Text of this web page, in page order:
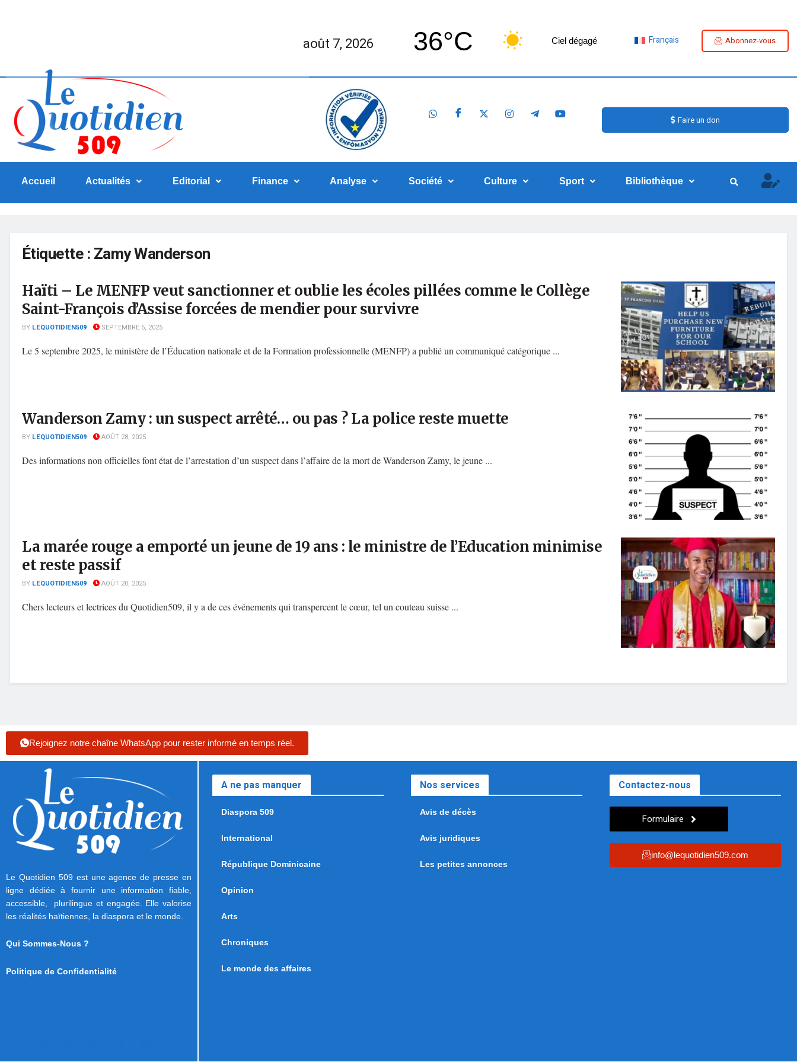
août 7, 2026 36°C Ciel dégagé Français Abonnez-vous
Faire un don
Accueil Actualités Editorial Finance Analyse Société Culture Sport Bibliothèque
Étiquette :Zamy Wanderson
Haïti – Le MENFP veut sanctionner et oublie les écoles pillées comme le Collège
Saint-François d’Assise forcées de mendier pour survivre
BY LEQUOTIDIEN509 SEPTEMBRE 5, 2025
Le 5 septembre 2025, le ministère de l’Éducation nationale et de la Formation professionnelle (MENFP) a publié un communiqué catégorique ...
Wanderson Zamy : un suspect arrêté… ou pas ? La police reste muette
BY LEQUOTIDIEN509 AOÛT 28, 2025
Des informations non officielles font état de l’arrestation d’un suspect dans l’affaire de la mort de Wanderson Zamy, le jeune ...
La marée rouge a emporté un jeune de 19 ans : le ministre de l’Education minimise
et reste passif
BY LEQUOTIDIEN509 AOÛT 20, 2025
Chers lecteurs et lectrices du Quotidien509, il y a de ces événements qui transpercent le cœur, tel un couteau suisse ...
Rejoignez notre chaîne WhatsApp pour rester informé en temps réel.
Le Quotidien 509 est une agence de presse en
ligne dédiée à fournir une information fiable,
accessible, plurilingue et engagée. Elle valorise
les réalités haïtiennes, la diaspora et le monde.
Qui Sommes-Nous ?
Politique de Confidentialité
A ne pas manquer
Diaspora 509
International
République Dominicaine
Opinion
Arts
Chroniques
Le monde des affaires
Nos services
Avis de décès
Avis juridiques
Les petites annonces
Contactez-nous
Formulaire
info@lequotidien509.com